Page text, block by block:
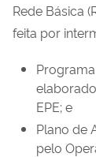
Rede Básica
feita por
EPE; e
Plano de
pelo